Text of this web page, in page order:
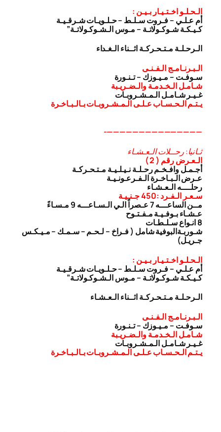
الـحـلـو اخـتـيـار بـيـن :
أم عـلـي – فـروت سـلـط – حـلـويـات شـرقـيـة
كـيـكـة شـوكـولاتـة – مـوس الـشـوكـولاتـة”
الـرحـلـة مـتـحـركـة اثــناء الـغـداء
الـبـرنـامـج الـفـنـى
سـوفـت – مـيـوزك – تـنـورة
شـامـل الـخـدمـة والـضـريـبة
غـيـر شـامـل الـمـشـروبـات
يـتـم الـحـسـاب عـلـى الـمـشـروبـات بـالـبـاخـرة
———————————————-
ثـانيا: رحــلات الـعـشـاء
الـعـرض رقم ( 2 )
أجـمـل وافـخـم رحـلـة نـيـلـيـة مـتـحـركـة
عـرض الـبـاخـرة الـفـرعـونـيـة
رحلــــه الـعـشـاء
سـعـر الـفـرد :450 جـنـيـة
مــن الساعـــه 7 عـصراً الـي الـسـاعـــه 9 مـسـاءً
عـشـاء بـوفـيـة مـفـتـوح
8 انـواع سـلـطـات
شـوربـةالبوفية شامل ( فـراخ – لـحـم – سـمـك – مـيـكـس
جـريـل)
الـحـلـو اخـتـيـار بـيـن :
أم عـلـي – فـروت سـلـط – حـلـويـات شـرقـيـة
كـيـكـة شـوكـولاتـة – مـوس الـشـوكـولاتـة”
الـرحـلـة مـتـحـركـة اثــناء الـعـشـاء
الـبـرنـامـج الـفـنـى
سـوفـت – مـيـوزك – تـنـورة
شـامـل الـخـدمـة والـضـريـبة
غـيـر شـامـل الـمـشـروبـات
يـتـم الـحـسـاب عـلـى الـمـشـروبـات بـالـبـاخـرة